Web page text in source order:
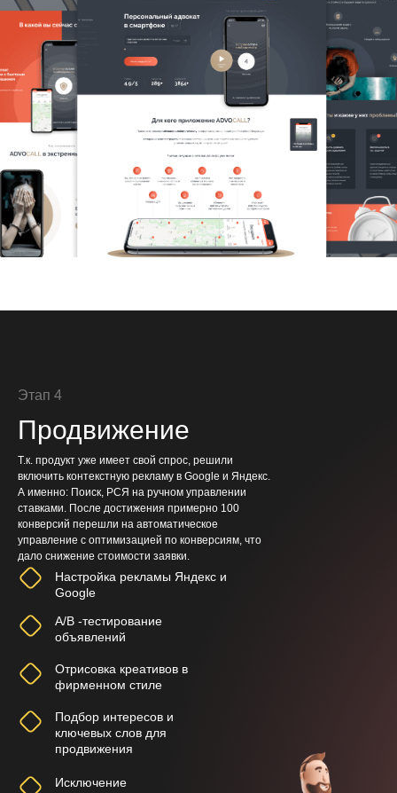
Этап 4
Продвижение
Настройка рекламы Яндекс и
Google
A/B -тестирование
объявлений
Отрисовка креативов в
фирменном стиле
Подбор интересов и
ключевых слов для
продвижения
Исключение
Т.к. продукт уже имеет свой спрос, решили
включить контекстную рекламу в Google и Яндекс.
А именно: Поиск, РСЯ на ручном управлении
ставками. После достижения примерно 100
конверсий перешли на автоматическое
управление с оптимизацией по конверсиям, что
дало снижение стоимости заявки.